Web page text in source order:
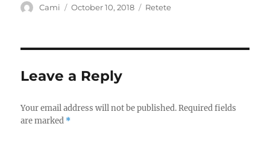
Author
Cami
Posted
October 10, 2018 Categories
Retete
Leave a Reply
Your email address will not be published. Required fields
are marked *